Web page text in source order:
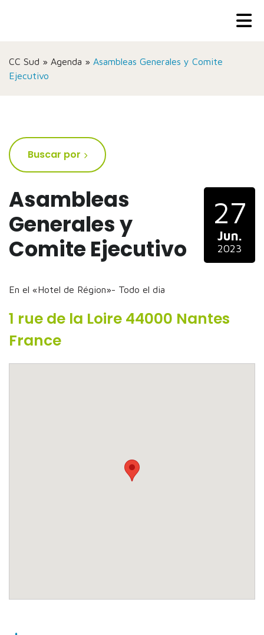
CC Sud » Agenda » Asambleas Generales y Comite
Ejecutivo
Asambleas
Generales y
Comite Ejecutivo
En el «Hotel de Région»- Todo el dia
27
Jun.
2023
1 rue de la Loire 44000 Nantes
France
Buscar por